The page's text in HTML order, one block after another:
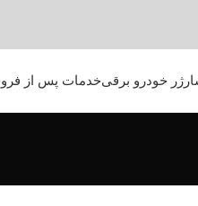
خودرو برقیخدمات پس از